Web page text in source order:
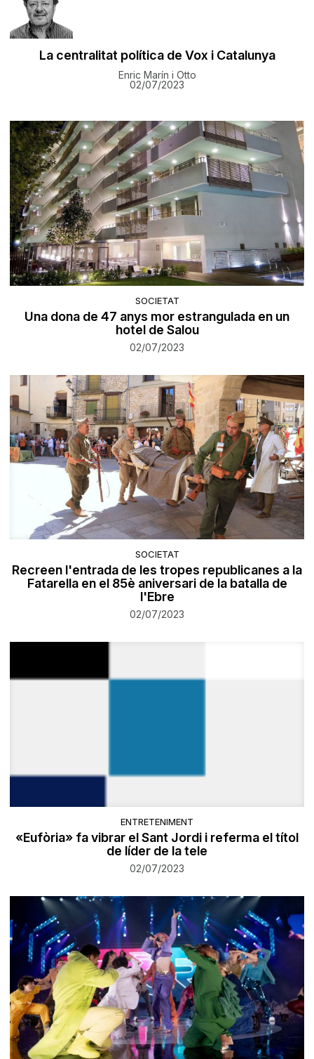
​La centralitat política de Vox i Catalunya
Enric Marín i Otto
02/07/2023
SOCIETAT
Una dona de 47 anys mor estrangulada en un
hotel de Salou
02/07/2023
SOCIETAT
Recreen l'entrada de les tropes republicanes a la
Fatarella en el 85è aniversari de la batalla de
l'Ebre
02/07/2023
ENTRETENIMENT
«Eufòria» fa vibrar el Sant Jordi i referma el títol
de líder de la tele
02/07/2023